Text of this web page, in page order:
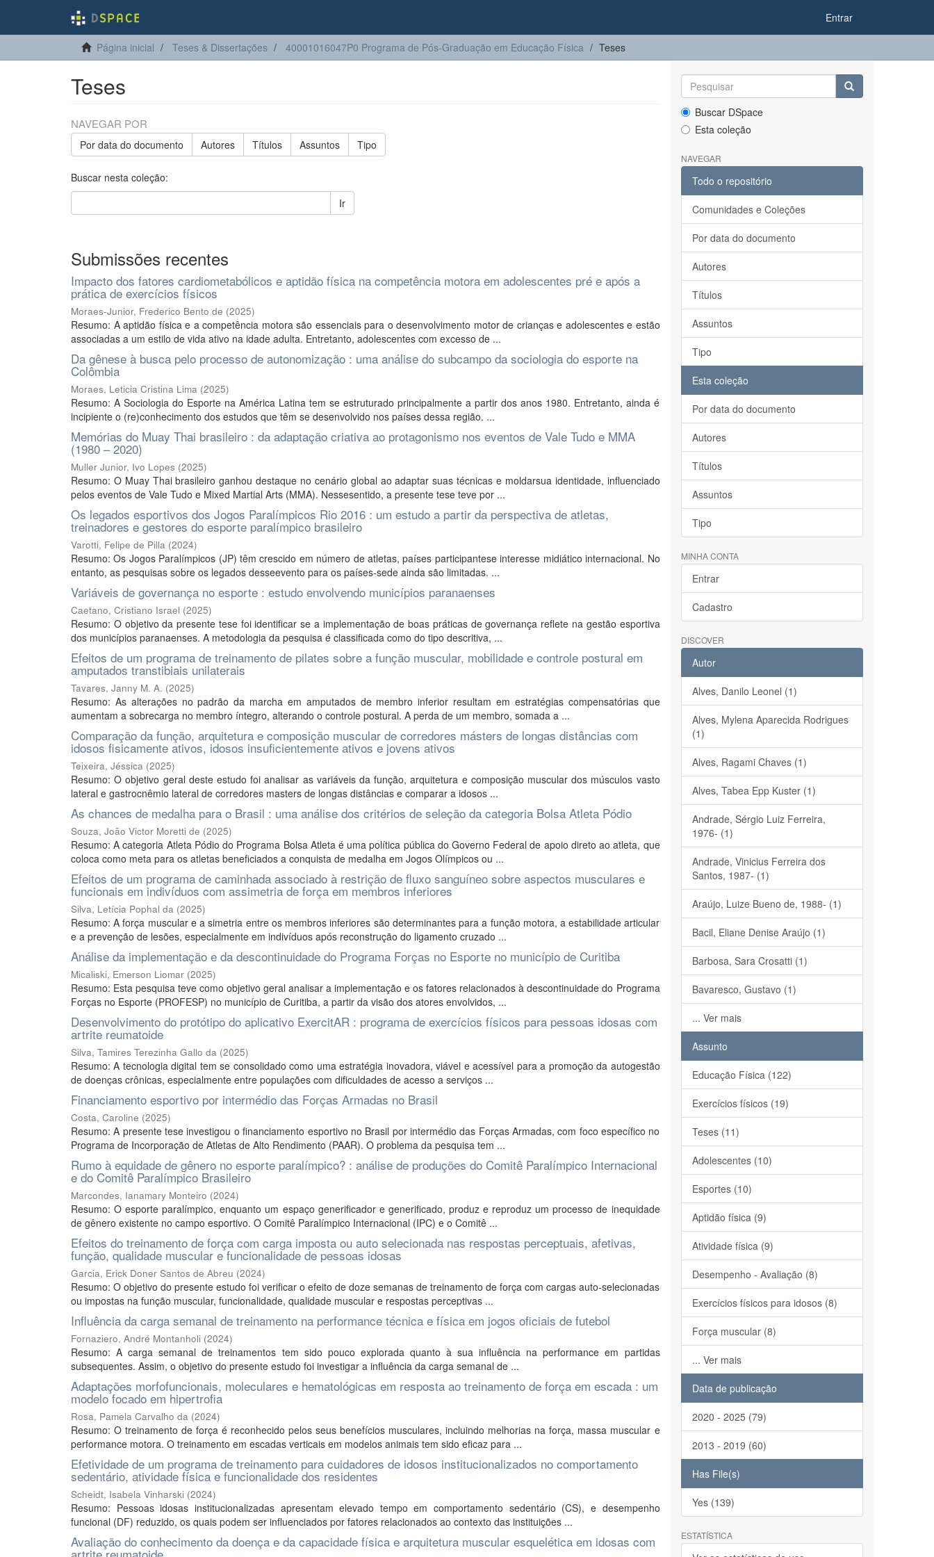
Entrar
Página inicial Teses & Dissertações 40001016047P0 Programa de Pós-Graduação em Educação Física Teses
Teses
NAVEGAR POR
Por data do documento Autores Títulos Assuntos Tipo
Buscar nesta coleção:
Ir
Submissões recentes
Impacto dos fatores cardiometabólicos e aptidão física na competência motora em adolescentes pré e após a
prática de exercícios físicos
Moraes-Junior, Frederico Bento de (2025)
Resumo: A aptidão física e a competência motora são essenciais para o desenvolvimento motor de crianças e adolescentes e estão
associadas a um estilo de vida ativo na idade adulta. Entretanto, adolescentes com excesso de ...
Da gênese à busca pelo processo de autonomização : uma análise do subcampo da sociologia do esporte na
Colômbia
Moraes, Leticia Cristina Lima (2025)
Resumo: A Sociologia do Esporte na América Latina tem se estruturado principalmente a partir dos anos 1980. Entretanto, ainda é
incipiente o (re)conhecimento dos estudos que têm se desenvolvido nos países dessa região. ...
Memórias do Muay Thai brasileiro : da adaptação criativa ao protagonismo nos eventos de Vale Tudo e MMA
(1980 – 2020)
Muller Junior, Ivo Lopes (2025)
Resumo: O Muay Thai brasileiro ganhou destaque no cenário global ao adaptar suas técnicas e moldarsua identidade, influenciado
pelos eventos de Vale Tudo e Mixed Martial Arts (MMA). Nessesentido, a presente tese teve por ...
Os legados esportivos dos Jogos Paralímpicos Rio 2016 : um estudo a partir da perspectiva de atletas,
treinadores e gestores do esporte paralímpico brasileiro
Varotti, Felipe de Pilla (2024)
Resumo: Os Jogos Paralímpicos (JP) têm crescido em número de atletas, países participantese interesse midiático internacional. No
entanto, as pesquisas sobre os legados desseevento para os países-sede ainda são limitadas. ...
Variáveis de governança no esporte : estudo envolvendo municípios paranaenses
Caetano, Cristiano Israel (2025)
Resumo: O objetivo da presente tese foi identificar se a implementação de boas práticas de governança reflete na gestão esportiva
dos municípios paranaenses. A metodologia da pesquisa é classificada como do tipo descritiva, ...
Efeitos de um programa de treinamento de pilates sobre a função muscular, mobilidade e controle postural em
amputados transtibiais unilaterais
Tavares, Janny M. A. (2025)
Resumo: As alterações no padrão da marcha em amputados de membro inferior resultam em estratégias compensatórias que
aumentam a sobrecarga no membro íntegro, alterando o controle postural. A perda de um membro, somada a ...
Comparação da função, arquitetura e composição muscular de corredores másters de longas distâncias com
idosos fisicamente ativos, idosos insuficientemente ativos e jovens ativos
Teixeira, Jéssica (2025)
Resumo: O objetivo geral deste estudo foi analisar as variáveis da função, arquitetura e composição muscular dos músculos vasto
lateral e gastrocnêmio lateral de corredores masters de longas distâncias e comparar a idosos ...
As chances de medalha para o Brasil : uma análise dos critérios de seleção da categoria Bolsa Atleta Pódio
Souza, João Victor Moretti de (2025)
Resumo: A categoria Atleta Pódio do Programa Bolsa Atleta é uma política pública do Governo Federal de apoio direto ao atleta, que
coloca como meta para os atletas beneficiados a conquista de medalha em Jogos Olímpicos ou ...
Efeitos de um programa de caminhada associado à restrição de fluxo sanguíneo sobre aspectos musculares e
funcionais em indivíduos com assimetria de força em membros inferiores
Silva, Letícia Pophal da (2025)
Resumo: A força muscular e a simetria entre os membros inferiores são determinantes para a função motora, a estabilidade articular
e a prevenção de lesões, especialmente em indivíduos após reconstrução do ligamento cruzado ...
Análise da implementação e da descontinuidade do Programa Forças no Esporte no município de Curitiba
Micaliski, Emerson Liomar (2025)
Resumo: Esta pesquisa teve como objetivo geral analisar a implementação e os fatores relacionados à descontinuidade do Programa
Forças no Esporte (PROFESP) no município de Curitiba, a partir da visão dos atores envolvidos, ...
Desenvolvimento do protótipo do aplicativo ExercitAR : programa de exercícios físicos para pessoas idosas com
artrite reumatoide
Silva, Tamires Terezinha Gallo da (2025)
Resumo: A tecnologia digital tem se consolidado como uma estratégia inovadora, viável e acessível para a promoção da autogestão
de doenças crônicas, especialmente entre populações com dificuldades de acesso a serviços ...
Financiamento esportivo por intermédio das Forças Armadas no Brasil
Costa, Caroline (2025)
Resumo: A presente tese investigou o financiamento esportivo no Brasil por intermédio das Forças Armadas, com foco específico no
Programa de Incorporação de Atletas de Alto Rendimento (PAAR). O problema da pesquisa tem ...
Rumo à equidade de gênero no esporte paralímpico? : análise de produções do Comitê Paralímpico Internacional
e do Comitê Paralímpico Brasileiro
Marcondes, Ianamary Monteiro (2024)
Resumo: O esporte paralímpico, enquanto um espaço generificador e generificado, produz e reproduz um processo de inequidade
de gênero existente no campo esportivo. O Comitê Paralímpico Internacional (IPC) e o Comitê ...
Efeitos do treinamento de força com carga imposta ou auto selecionada nas respostas perceptuais, afetivas,
função, qualidade muscular e funcionalidade de pessoas idosas
Garcia, Erick Doner Santos de Abreu (2024)
Resumo: O objetivo do presente estudo foi verificar o efeito de doze semanas de treinamento de força com cargas auto-selecionadas
ou impostas na função muscular, funcionalidade, qualidade muscular e respostas perceptivas ...
Influência da carga semanal de treinamento na performance técnica e física em jogos oficiais de futebol
Fornaziero, André Montanholi (2024)
Resumo: A carga semanal de treinamentos tem sido pouco explorada quanto à sua influência na performance em partidas
subsequentes. Assim, o objetivo do presente estudo foi investigar a influência da carga semanal de ...
Adaptações morfofuncionais, moleculares e hematológicas em resposta ao treinamento de força em escada : um
modelo focado em hipertrofia
Rosa, Pamela Carvalho da (2024)
Resumo: O treinamento de força é reconhecido pelos seus benefícios musculares, incluindo melhorias na força, massa muscular e
performance motora. O treinamento em escadas verticais em modelos animais tem sido eficaz para ...
Efetividade de um programa de treinamento para cuidadores de idosos institucionalizados no comportamento
sedentário, atividade física e funcionalidade dos residentes
Scheidt, Isabela Vinharski (2024)
Resumo: Pessoas idosas institucionalizadas apresentam elevado tempo em comportamento sedentário (CS), e desempenho
funcional (DF) reduzido, os quais podem ser influenciados por fatores relacionados ao contexto das instituições ...
Avaliação do conhecimento da doença e da capacidade física e arquitetura muscular esquelética em idosas com
Buscar DSpace
Esta coleção
NAVEGAR
Todo o repositório
Comunidades e Coleções
Por data do documento
Autores
Títulos
Assuntos
Tipo
Esta coleção
Por data do documento
Autores
Títulos
Assuntos
Tipo
MINHA CONTA
Entrar
Cadastro
DISCOVER
Autor
Alves, Danilo Leonel (1)
Alves, Mylena Aparecida Rodrigues
(1)
Alves, Ragami Chaves (1)
Alves, Tabea Epp Kuster (1)
Andrade, Sérgio Luiz Ferreira,
1976- (1)
Andrade, Vinicius Ferreira dos
Santos, 1987- (1)
Araújo, Luize Bueno de, 1988- (1)
Bacil, Eliane Denise Araújo (1)
Barbosa, Sara Crosatti (1)
Bavaresco, Gustavo (1)
... Ver mais
Assunto
Educação Física (122)
Exercícios físicos (19)
Teses (11)
Adolescentes (10)
Esportes (10)
Aptidão física (9)
Atividade física (9)
Desempenho - Avaliação (8)
Exercícios físicos para idosos (8)
Força muscular (8)
... Ver mais
Data de publicação
2020 - 2025 (79)
2013 - 2019 (60)
Has File(s)
Yes (139)
ESTATÍSTICA